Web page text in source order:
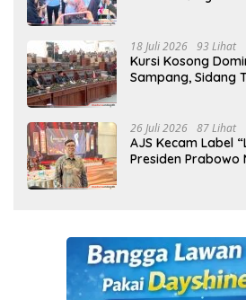
18 Juli 2026 93 Lihat
Kursi Kosong
Sampang, Sidang
26 Juli 2026 87 Lihat
AJS Kecam Label
Presiden Prabowo